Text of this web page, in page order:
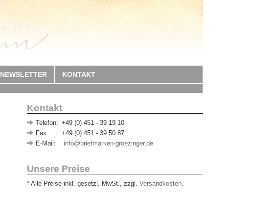
NEWSLETTER KONTAKT
Kontakt
Telefon: +49 (0) 451 - 39 19 10
Fax:
+49 (0) 451 - 39 50 87
E-Mail:
info@briefmarken-groezinger.de
Unsere Preise
* Alle Preise inkl. gesetzl. MwSt., zzgl. Versandkosten.